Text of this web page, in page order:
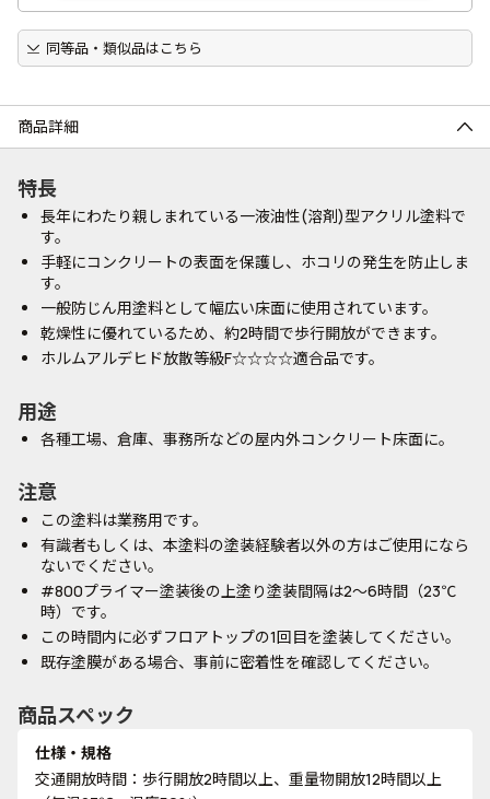
同等品・類似品はこちら
商品詳細
特長
長年にわたり親しまれている一液油性(溶剤)型アクリル塗料で
す。
手軽にコンクリートの表面を保護し、ホコリの発生を防止しま
す。
一般防じん用塗料として幅広い床面に使用されています。
乾燥性に優れているため、約2時間で歩行開放ができます。
ホルムアルデヒド放散等級F☆☆☆☆適合品です。
用途
各種工場、倉庫、事務所などの屋内外コンクリート床面に。
注意
この塗料は業務用です。
有識者もしくは、本塗料の塗装経験者以外の方はご使用になら
ないでください。
#800プライマー塗装後の上塗り塗装間隔は2～6時間（23℃
時）です。
この時間内に必ずフロアトップの1回目を塗装してください。
既存塗膜がある場合、事前に密着性を確認してください。
商品スペック
仕様・規格
交通開放時間：歩行開放2時間以上、重量物開放12時間以上